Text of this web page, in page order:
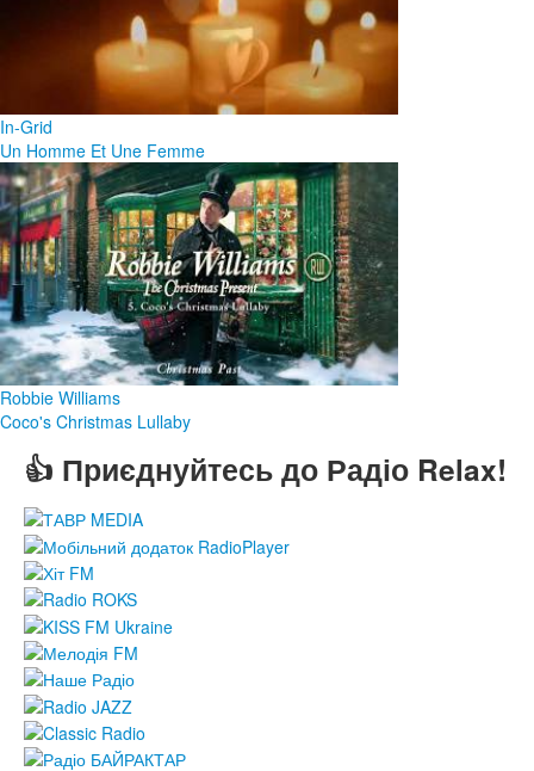
In-Grid
Un Homme Et Une Femme
Robbie Williams
Coco's Christmas Lullaby
👍 Приєднуйтесь до Радіо Relax!